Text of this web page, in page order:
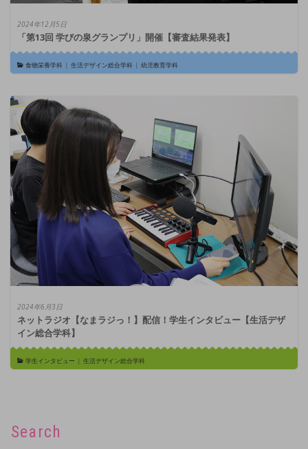
2024年12月5日
「第13回 学びの泉グランプリ」開催【審査結果発表】
食物栄養学科| 生活デザイン総合学科| 幼児教育学科
2024年6月3日
ネットラジオ【なまラジっ！】配信！学生インタビュー【生活デザ
イン総合学科】
学生インタビュー 生活デザイン総合学科
Search